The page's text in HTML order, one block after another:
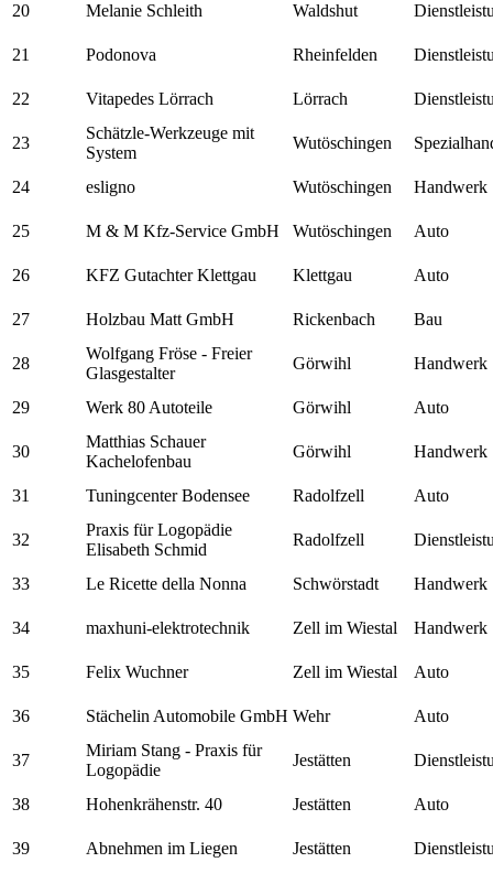
20 Melanie Schleith Waldshut
21 Podonova Rheinfelden
22 Vitapedes Lörrach Lörrach
23
Schätzle-Werkzeuge mit
System
Wutöschingen
24 esligno Wutöschingen Handwerk
25 M & M Kfz-Service GmbH Wutöschingen Auto
26 KFZ Gutachter Klettgau Klettgau Auto
27 Holzbau Matt GmbH Rickenbach Bau
28
Wolfgang Fröse - Freier
Glasgestalter
Görwihl Handwerk
29 Werk 80 Autoteile Görwihl Auto
30
Matthias Schauer
Kachelofenbau
Görwihl Handwerk
31 Tuningcenter Bodensee Radolfzell Auto
32
Praxis für Logopädie
Elisabeth Schmid
Radolfzell
33 Le Ricette della Nonna Schwörstadt Handwerk
34 maxhuni-elektrotechnik Zell im Wiestal Handwerk
35 Felix Wuchner Zell im Wiestal Auto
36 Stächelin Automobile GmbH Wehr Auto
37
Miriam Stang - Praxis für
Logopädie
Jestätten
38 Hohenkrähenstr. 40 Jestätten Auto
39 Abnehmen im Liegen Jestätten